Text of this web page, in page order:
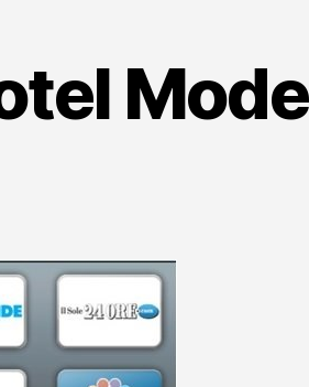
Mode